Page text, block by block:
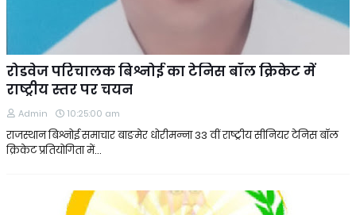
रोडवेज परिचालक बिश्नोई का टेनिस बॉल क्रिकेट में
राष्ट्रीय स्तर पर चयन
Admin 10:25:00 am
राजस्थान बिश्नोई समाचार बाङमेर धोरीमन्ना 33 वीं राष्ट्रीय सीनियर टेनिस बॉल
क्रिकेट प्रतियोगिता में…